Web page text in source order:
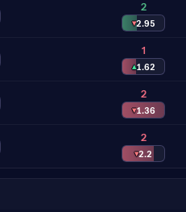
2
▾2.95
1
▴1.62
2
▾1.36
2
▾2.2